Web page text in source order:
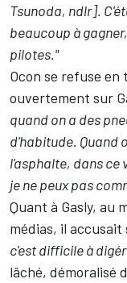
Tsunoda, ndlr].
beaucoup à
pilotes."
Ocon se refuse
ouvertement sur
quand on a des
d'habitude. Quand
l'asphalte, dans ce
je ne peux pas
Quant à Gasly, au
médias, il
c'est difficile à
lâché, démoralisé